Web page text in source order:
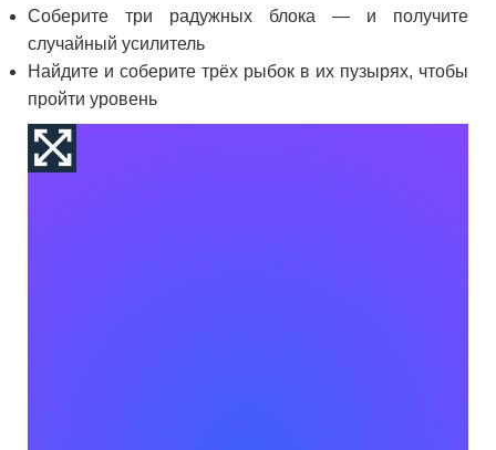
Соберите три радужных блока — и получите
случайный усилитель
Найдите и соберите трёх рыбок в их пузырях, чтобы
пройти уровень